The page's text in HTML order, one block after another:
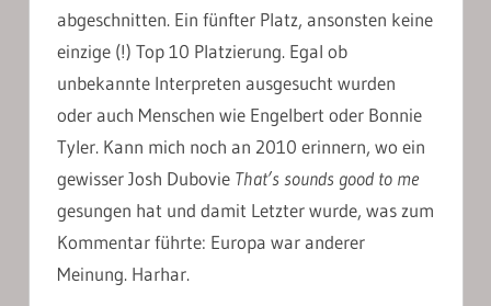
abgeschnitten. Ein fünfter Platz, ansonsten keine
einzige (!) Top 10 Platzierung. Egal ob
unbekannte Interpreten ausgesucht wurden
oder auch Menschen wie Engelbert oder Bonnie
Tyler. Kann mich noch an 2010 erinnern, wo ein
gewisser Josh Dubovie That’s sounds good to me
gesungen hat und damit Letzter wurde, was zum
Kommentar führte: Europa war anderer
Meinung. Harhar.